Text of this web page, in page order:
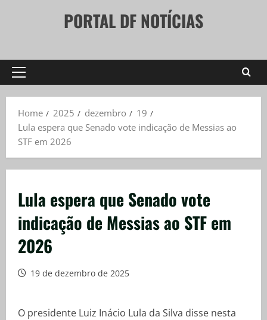
PORTAL DF NOTÍCIAS
Primary
Home
2025 dezembro
19
Lula espera que Senado vote indicação de Messias ao
STF em 2026
Lula espera que Senado vote
indicação de Messias ao STF em
2026
19 de dezembro de 2025
O presidente Luiz Inácio Lula da Silva disse nesta